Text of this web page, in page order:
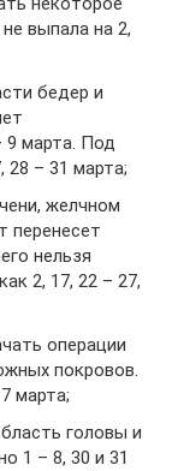
выпала на 2,
бедер и
9 марта. Под
28 – 31 марта;
желчном
перенесет
нельзя
2, 17, 22 – 27,
операции
покровов.
марта;
головы и
1 – 8, 30 и 31